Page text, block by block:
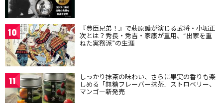
10 『豊臣兄弟！』で萩原護が演じる武将・小堀正
次とは？秀長・秀吉・家康が重用、“出家を重
ねた実務派”の生涯
11 しっかり抹茶の味わい、さらに果実の香りも楽
しめる「無糖フレーバー抹茶」ストロベリー、
マンゴー新発売